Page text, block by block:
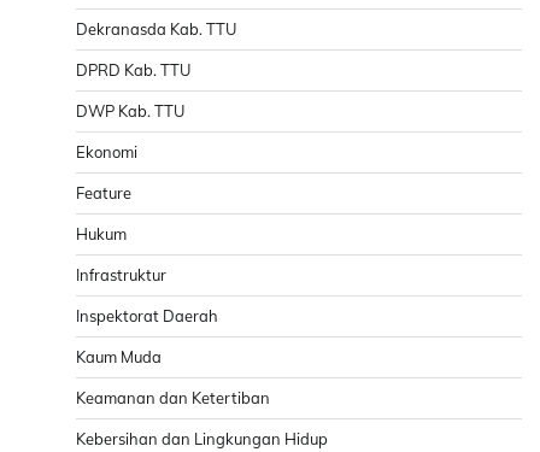
Dekranasda Kab. TTU
DPRD Kab. TTU
DWP Kab. TTU
Ekonomi
Feature
Hukum
Infrastruktur
Inspektorat Daerah
Kaum Muda
Keamanan dan Ketertiban
Kebersihan dan Lingkungan Hidup